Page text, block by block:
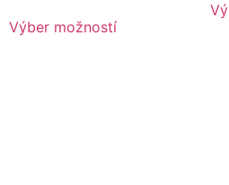
Výber možností